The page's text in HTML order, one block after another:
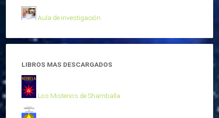
Aula de investigación
LIBROS MAS DESCARGADOS
Los Misterios de Shamballa